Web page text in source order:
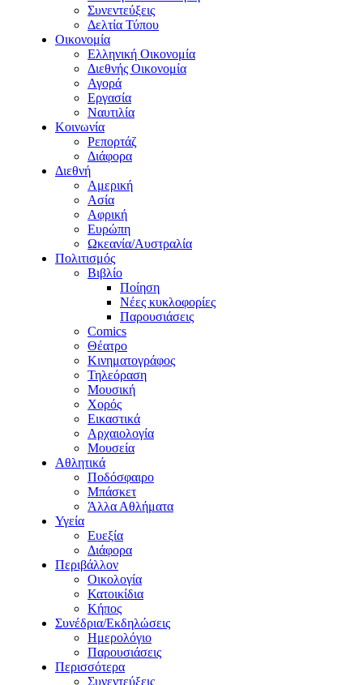
Συνεντεύξεις
Δελτία Τύπου
Οικονομία
Ελληνική Οικονομία
Διεθνής Οικονομία
Αγορά
Εργασία
Ναυτιλία
Κοινωνία
Ρεπορτάζ
Διάφορα
Διεθνή
Αμερική
Ασία
Αφρική
Ευρώπη
Ωκεανία/Αυστραλία
Πολιτισμός
Βιβλίο
Ποίηση
Νέες κυκλοφορίες
Παρουσιάσεις
Comics
Θέατρο
Κινηματογράφος
Τηλεόραση
Μουσική
Χορός
Εικαστικά
Αρχαιολογία
Μουσεία
Αθλητικά
Ποδόσφαιρο
Μπάσκετ
Άλλα Αθλήματα
Υγεία
Ευεξία
Διάφορα
Περιβάλλον
Οικολογία
Κατοικίδια
Κήπος
Συνέδρια/Εκδηλώσεις
Ημερολόγιο
Παρουσιάσεις
Περισσότερα
Συνεντεύξεις